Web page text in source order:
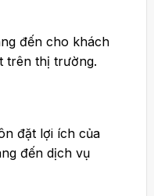
đến cho khách
trên thị trường.
đặt lợi ích của
đến dịch vụ